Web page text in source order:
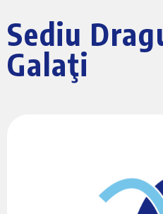
Sediu
Galaţi